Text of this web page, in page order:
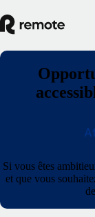
Si vous êtes
et que vous